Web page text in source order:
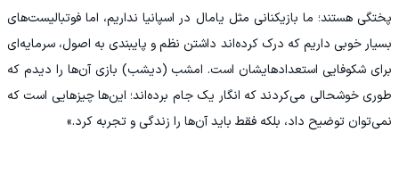
پختگی هستند؛ ما بازیکنانی مثل یامال در اسپانیا نداریم، اما فوتبالیست‌های
بسیار خوبی داریم که درک کرده‌اند داشتن نظم و پایبندی به اصول، سرمایه‌ای
برای شکوفایی استعدادهایشان است. امشب (دیشب) بازی آن‌ها را دیدم که
طوری خوشحالی می‌کردند که انگار یک جام برده‌اند؛ این‌ها چیزهایی است که
نمی‌توان توضیح داد، بلکه فقط باید آن‌ها را زندگی و تجربه کرد.»